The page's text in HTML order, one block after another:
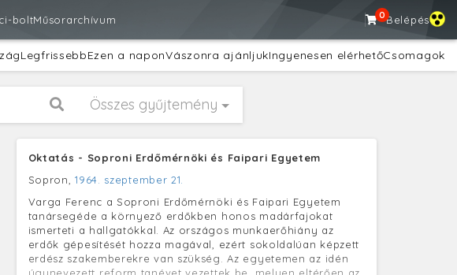
boltMűsorarchívum 0Belépés
LegfrissebbEzen a naponVászonra ajánljukIngyenesen elérhetőCsomagok
Összes gyűjtemény
Oktatás - Soproni Erdőmérnöki és Faipari Egyetem
Sopron,1964. szeptember 21.
Varga Ferenc a Soproni Erdőmérnöki és Faipari Egyetem
tanársegéde a környező erdőkben honos madárfajokat
ismerteti a hallgatókkal. Az országos munkaerőhiány az
erdők gépesítését hozza magával, ezért sokoldalúan képzett
erdész szakemberekre van szükség. Az egyetemen az idén